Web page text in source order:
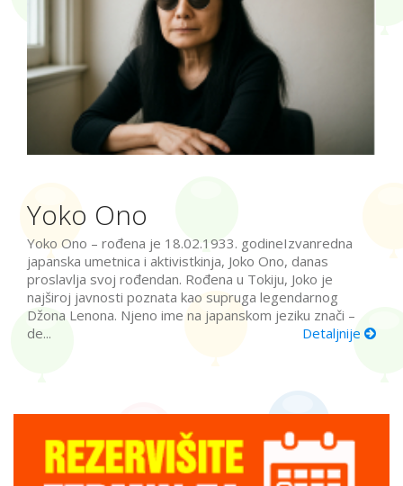
Yoko Ono
Yoko Ono – rođena je 18.02.1933. godineIzvanredna
japanska umetnica i aktivistkinja, Joko Ono, danas
proslavlja svoj rođendan. Rođena u Tokiju, Joko je
najširoj javnosti poznata kao supruga legendarnog
Džona Lenona. Njeno ime na japanskom jeziku znači –
de...
Detaljnije